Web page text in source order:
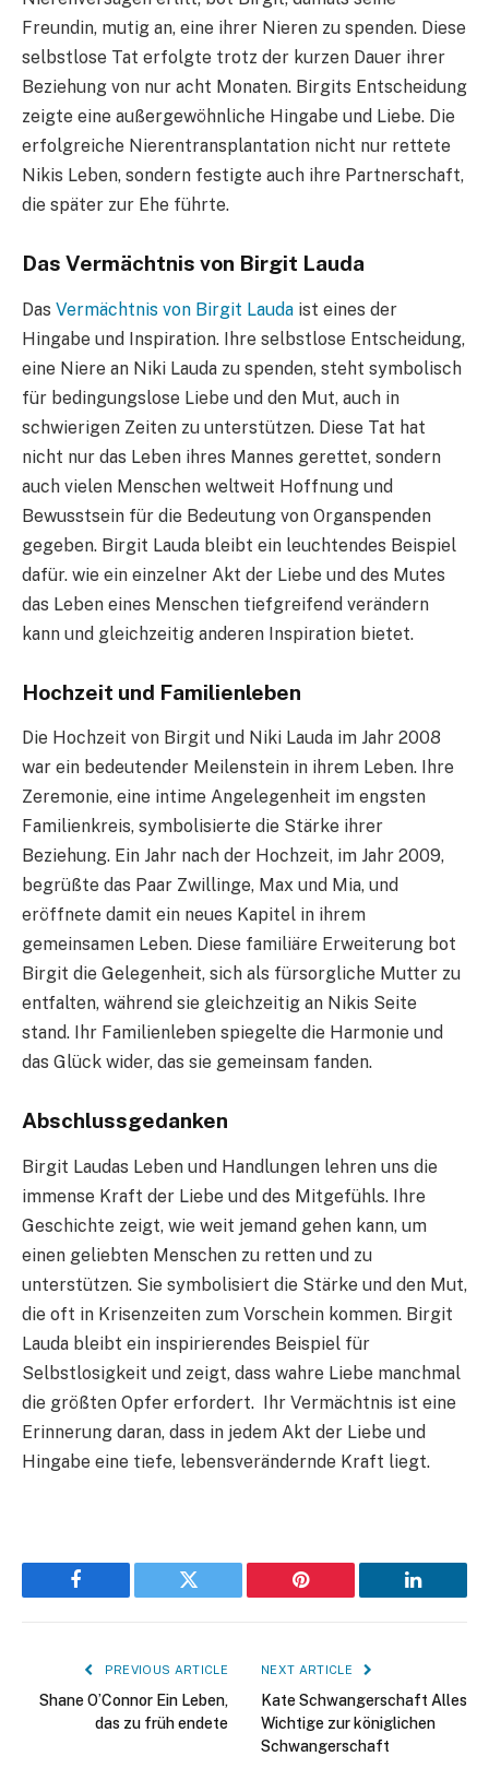
Freundin, mutig an, eine ihrer Nieren zu spenden. Diese
selbstlose Tat erfolgte trotz der kurzen Dauer ihrer
Beziehung von nur acht Monaten. Birgits Entscheidung
zeigte eine außergewöhnliche Hingabe und Liebe. Die
erfolgreiche Nierentransplantation nicht nur rettete
Nikis Leben, sondern festigte auch ihre Partnerschaft,
die später zur Ehe führte.
Das Vermächtnis von Birgit Lauda
Das Vermächtnis von Birgit Lauda ist eines der
Hingabe und Inspiration. Ihre selbstlose Entscheidung,
eine Niere an Niki Lauda zu spenden, steht symbolisch
für bedingungslose Liebe und den Mut, auch in
schwierigen Zeiten zu unterstützen. Diese Tat hat
nicht nur das Leben ihres Mannes gerettet, sondern
auch vielen Menschen weltweit Hoffnung und
Bewusstsein für die Bedeutung von Organspenden
gegeben. Birgit Lauda bleibt ein leuchtendes Beispiel
dafür. wie ein einzelner Akt der Liebe und des Mutes
das Leben eines Menschen tiefgreifend verändern
kann und gleichzeitig anderen Inspiration bietet.
Hochzeit und Familienleben
Die Hochzeit von Birgit und Niki Lauda im Jahr 2008
war ein bedeutender Meilenstein in ihrem Leben. Ihre
Zeremonie, eine intime Angelegenheit im engsten
Familienkreis, symbolisierte die Stärke ihrer
Beziehung. Ein Jahr nach der Hochzeit, im Jahr 2009,
begrüßte das Paar Zwillinge, Max und Mia, und
eröffnete damit ein neues Kapitel in ihrem
gemeinsamen Leben. Diese familiäre Erweiterung bot
Birgit die Gelegenheit, sich als fürsorgliche Mutter zu
entfalten, während sie gleichzeitig an Nikis Seite
stand. Ihr Familienleben spiegelte die Harmonie und
das Glück wider, das sie gemeinsam fanden.
Abschlussgedanken
Birgit Laudas Leben und Handlungen lehren uns die
immense Kraft der Liebe und des Mitgefühls. Ihre
Geschichte zeigt, wie weit jemand gehen kann, um
einen geliebten Menschen zu retten und zu
unterstützen. Sie symbolisiert die Stärke und den Mut,
die oft in Krisenzeiten zum Vorschein kommen. Birgit
Lauda bleibt ein inspirierendes Beispiel für
Selbstlosigkeit und zeigt, dass wahre Liebe manchmal
die größten Opfer erfordert. Ihr Vermächtnis ist eine
Erinnerung daran, dass in jedem Akt der Liebe und
Hingabe eine tiefe, lebensverändernde Kraft liegt.
Facebook Twitter Pinterest LinkedIn
PREVIOUS ARTICLE
Shane O’Connor Ein Leben,
das zu früh endete
NEXT ARTICLE
Kate Schwangerschaft Alles
Wichtige zur königlichen
Schwangerschaft